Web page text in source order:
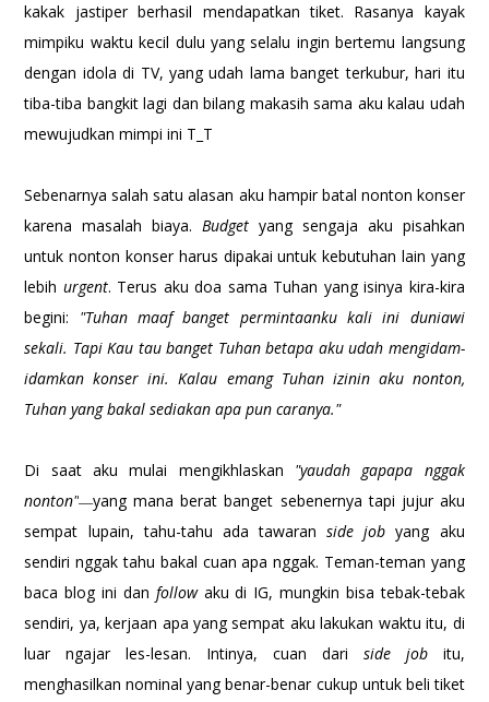
kakak jastiper berhasil mendapatkan tiket. Rasanya kayak
mimpiku waktu kecil dulu yang selalu ingin bertemu langsung
dengan idola di TV, yang udah lama banget terkubur, hari itu
tiba-tiba bangkit lagi dan bilang makasih sama aku kalau udah
mewujudkan mimpi ini T_T
Sebenarnya salah satu alasan aku hampir batal nonton konser
karena masalah biaya. Budget yang sengaja aku pisahkan
untuk nonton konser harus dipakai untuk kebutuhan lain yang
lebih urgent. Terus aku doa sama Tuhan yang isinya kira-kira
begini: "Tuhan maaf banget permintaanku kali ini duniawi
sekali. Tapi Kau tau banget Tuhan betapa aku udah mengidam-
idamkan konser ini. Kalau emang Tuhan izinin aku nonton,
Tuhan yang bakal sediakan apa pun caranya."
Di saat aku mulai mengikhlaskan "yaudah gapapa nggak
nonton"—yang mana berat banget sebenernya tapi jujur aku
sempat lupain, tahu-tahu ada tawaranside job yang aku
sendiri nggak tahu bakal cuan apa nggak. Teman-teman yang
baca blog ini dan followaku di IG, mungkin bisa tebak-tebak
sendiri, ya, kerjaan apa yang sempat aku lakukan waktu itu, di
luar ngajar les-lesan. Intinya, cuan dari side jobitu,
menghasilkan nominal yang benar-benar cukup untuk beli tiket